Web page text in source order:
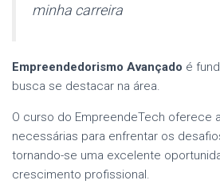
minha carreira
Empreendedorismo Avançado é
busca se destacar na área.
O curso do EmpreendeTech oferece
necessárias para enfrentar os
tornando-se uma excelente
crescimento profissional.